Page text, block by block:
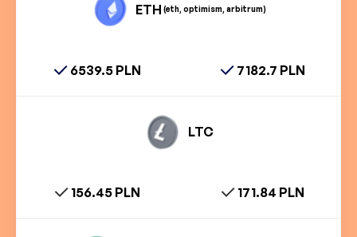
ETH (eth, optimism, arbitrum)
6539.5 PLN 7182.7 PLN
LTC
156.45 PLN 171.84 PLN